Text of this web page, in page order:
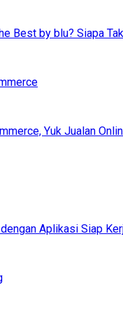
Best by blu? Siapa
Yuk Jualan
Aplikasi Siap